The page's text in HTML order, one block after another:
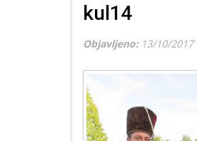
kul14
Objavljeno: 13/10/2017